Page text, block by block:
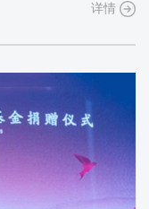
详情